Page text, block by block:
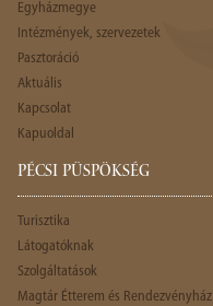
Egyházmegye
Intézmények, szervezetek
Pasztoráció
Aktuális
Kapcsolat
Kapuoldal
PÉCSI PÜSPÖKSÉG
Turisztika
Látogatóknak
Szolgáltatások
Magtár Étterem és Rendezvényház